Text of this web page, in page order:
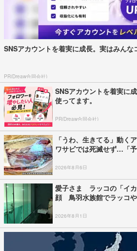
SNSアカウントを着実に成長。実はみんな
PR(Dreaw合同会社)
SNSアカウントを着実に
使ってます。
PR(Dreaw合同会社)
「うわ、生きてる」動
ワサビでは死滅せず…「
2026年8月6日
愛子さま ラッコの「イ
顔 鳥羽水族館でラッコ
2026年8月1日